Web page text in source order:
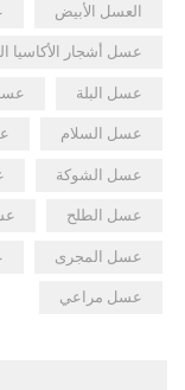
العسل الأبيض
عسل أشجار الأكاسيا
عسل البلة
عسل السلام
عسل الشوكة
عسل الطلح
عسل المجرى
عسل مراعي